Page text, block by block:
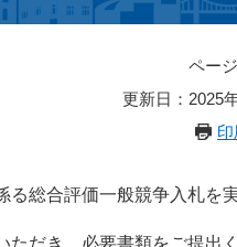
ペー
更新日：2025
総合評価一般競争入札を
だき、必要書類をご提出く